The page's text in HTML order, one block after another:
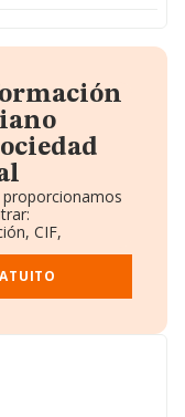
CIF,
la empresa.